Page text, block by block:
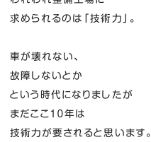
求められるのは「技術力」。
車が壊れない、
故障しないとか
という時代になりましたが
まだここ１０年は
技術力が要されると思います。